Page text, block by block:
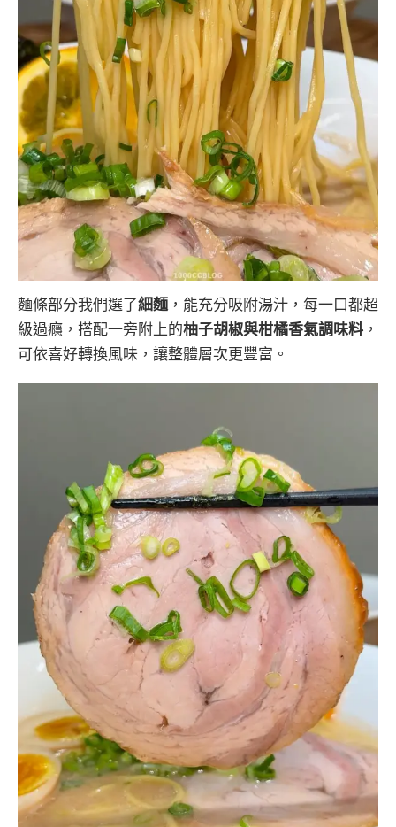
麵條部分我們選了細麵 ，能充分吸附湯汁，每一口都超
級過癮，搭配一旁附上的柚子胡椒與柑橘香氣調味料 ，
可依喜好轉換風味，讓整體層次更豐富。